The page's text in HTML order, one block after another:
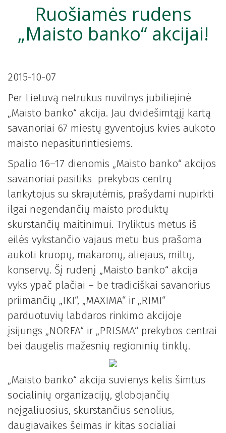
Ruošiamės rudens
„Maisto banko“ akcijai!
2015-10-07
Per Lietuvą netrukus nuvilnys jubiliejinė
„Maisto banko“ akcija. Jau dvidešimtąjį kartą
savanoriai 67 miestų gyventojus kvies aukoto
maisto nepasiturintiesiems.
Spalio 16–17 dienomis „Maisto banko“ akcijos
savanoriai pasitiks prekybos centrų
lankytojus su skrajutėmis, prašydami nupirkti
ilgai negendančių maisto produktų
skurstančių maitinimui. Tryliktus metus iš
eilės vykstančio vajaus metu bus prašoma
aukoti kruopų, makaronų, aliejaus, miltų,
konservų. Šį rudenį „Maisto banko“ akcija
vyks ypač plačiai – be tradiciškai savanorius
priimančių „IKI“, „MAXIMA“ ir „RIMI“
parduotuvių labdaros rinkimo akcijoje
įsijungs „NORFA“ ir „PRISMA“ prekybos centrai
bei daugelis mažesnių regioninių tinklų.
„Maisto banko“ akcija suvienys kelis šimtus
socialinių organizacijų, globojančių
neįgaliuosius, skurstančius senolius,
daugiavaikes šeimas ir kitas socialiai